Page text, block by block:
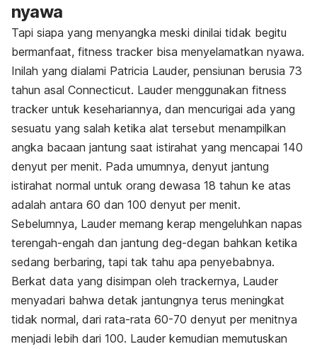
nyawa
Tapi siapa yang menyangka meski dinilai tidak begitu
bermanfaat, fitness tracker bisa menyelamatkan nyawa.
Inilah yang dialami Patricia Lauder, pensiunan berusia 73
tahun asal Connecticut. Lauder menggunakan fitness
tracker untuk kesehariannya, dan mencurigai ada yang
sesuatu yang salah ketika alat tersebut menampilkan
angka bacaan jantung saat istirahat yang mencapai 140
denyut per menit. Pada umumnya, denyut jantung
istirahat normal untuk orang dewasa 18 tahun ke atas
adalah antara 60 dan 100 denyut per menit.
Sebelumnya, Lauder memang kerap mengeluhkan napas
terengah-engah dan jantung deg-degan bahkan ketika
sedang berbaring, tapi tak tahu apa penyebabnya.
Berkat data yang disimpan oleh trackernya, Lauder
menyadari bahwa detak jantungnya terus meningkat
tidak normal, dari rata-rata 60-70 denyut per menitnya
menjadi lebih dari 100. Lauder kemudian memutuskan